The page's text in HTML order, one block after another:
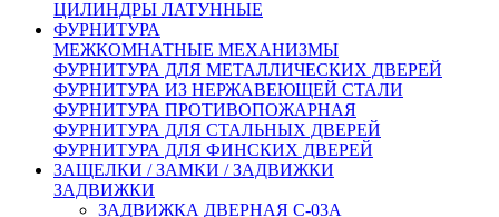
ЦИЛИНДРЫ ЛАТУННЫЕ
ФУРНИТУРА
МЕЖКОМНАТНЫЕ МЕХАНИЗМЫ
ФУРНИТУРА ДЛЯ МЕТАЛЛИЧЕСКИХ ДВЕРЕЙ
ФУРНИТУРА ИЗ НЕРЖАВЕЮЩЕЙ СТАЛИ
ФУРНИТУРА ПРОТИВОПОЖАРНАЯ
ФУРНИТУРА ДЛЯ СТАЛЬНЫХ ДВЕРЕЙ
ФУРНИТУРА ДЛЯ ФИНСКИХ ДВЕРЕЙ
ЗАЩЕЛКИ / ЗАМКИ / ЗАДВИЖКИ
ЗАДВИЖКИ
ЗАДВИЖКА ДВЕРНАЯ C-03A